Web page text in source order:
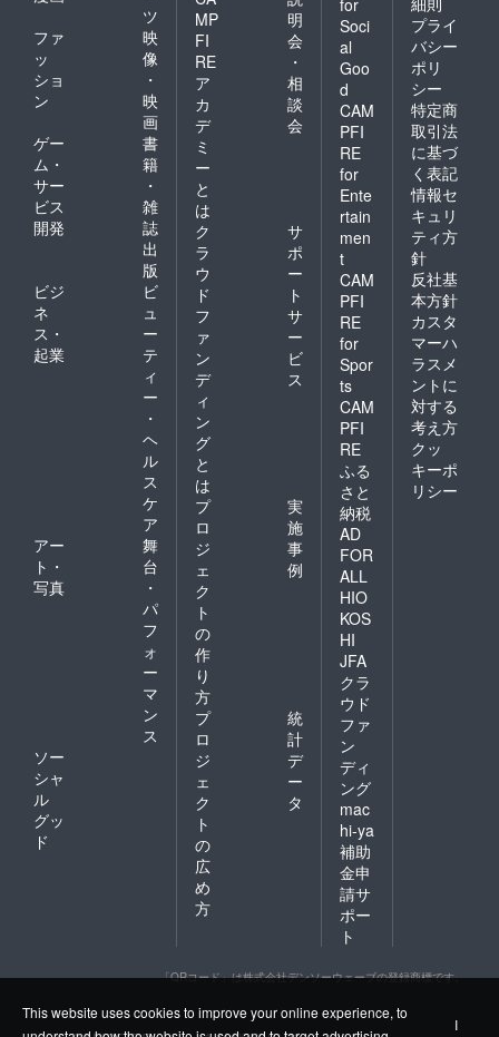
This website uses cookies to improve your online experience, to
I
ツ
ファ
ッ
ショ
ン
映
像
・
映
画
ゲー
ム・
サー
ビス
開発
書
籍
・
雑
誌
出
版
ビジ
ネ
ス・
起業
ビ
ュ
ー
テ
ィ
ー
・
ヘ
ル
ス
ケ
ア
アー
ト・
写真
舞
台
・
パ
フ
ォ
ー
マ
ン
ス
ソー
シャ
ル
グッ
ド
MP
FI
RE
ア
カ
デ
ミ
ー
と
は
明
会
・
相
談
会
ク
ラ
ウ
ド
フ
ァ
ン
デ
ィ
ン
グ
と
は
サ
ポ
ー
ト
サ
ー
ビ
ス
プ
ロ
ジ
ェ
ク
ト
の
作
り
方
実
施
事
例
プ
ロ
ジ
ェ
ク
ト
の
広
め
方
統
計
デ
ー
タ
for
Soci
al
Goo
d
CAM
PFI
RE
for
Ente
rtain
men
t
CAM
PFI
RE
for
Spor
ts
CAM
PFI
RE
ふる
さと
納税
AD
FOR
ALL
HIO
KOS
HI
JFA
クラ
ウド
ファ
ン
ディ
ング
mac
hi-ya
補助
金申
請サ
ポー
ト
プライ
バシー
ポリ
シー
特定商
取引法
に基づ
く表記
情報セ
キュリ
ティ方
針
反社基
本方針
カスタ
マーハ
ラスメ
ントに
対する
考え方
クッ
キーポ
リシー
「QRコード」は株式会社デンソーウェーブの登録商標です。